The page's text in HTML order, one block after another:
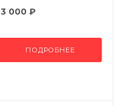
3 000₽
ПОДРОБНЕЕ